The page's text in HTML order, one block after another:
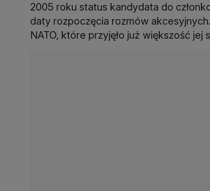
2005 roku status kandydata do
daty rozpoczęcia rozmów
NATO, które przyjęło już większość jej